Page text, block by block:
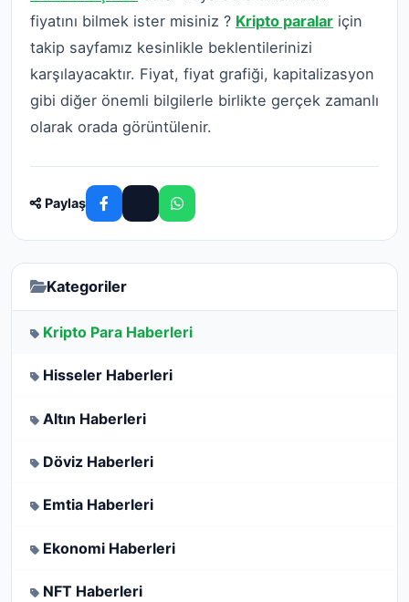
fiyatını bilmek ister misiniz ? Kripto paralar için
takip sayfamız kesinlikle beklentilerinizi
karşılayacaktır. Fiyat, fiyat grafiği, kapitalizasyon
gibi diğer önemli bilgilerle birlikte gerçek zamanlı
olarak orada görüntülenir.
Paylaş
Kategoriler
Kripto Para Haberleri
Hisseler Haberleri
Altın Haberleri
Döviz Haberleri
Emtia Haberleri
Ekonomi Haberleri
NFT Haberleri